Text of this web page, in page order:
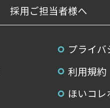
採用ご担当者様へ
プライ
利用規約
ほいコ